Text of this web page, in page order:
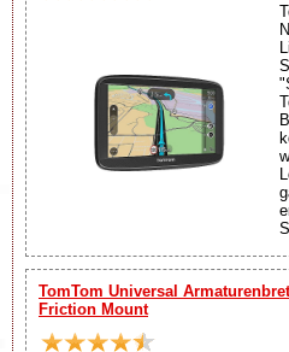
TomTom Universal
Friction Mount